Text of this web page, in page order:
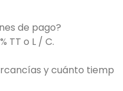
de pago?
TT o L / C.
y cuánto tiemp